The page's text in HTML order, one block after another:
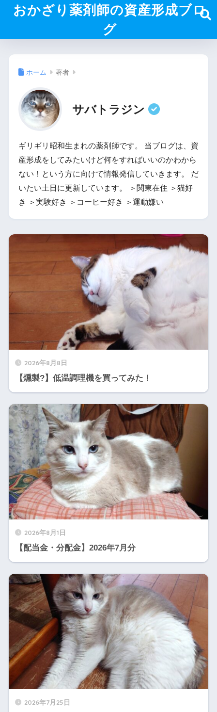
おかざり薬剤師の資産形成ブロ
グ
ホーム 著者
サバトラジン
ギリギリ昭和生まれの薬剤師です。 当ブログは、資
産形成をしてみたいけど何をすればいいのかわから
ない！という方に向けて情報発信していきます。 だ
いたい土日に更新しています。 ＞関東在住 ＞猫好
き ＞実験好き ＞コーヒー好き ＞運動嫌い
2026年8月8日
【燻製?】低温調理機を買ってみた！
2026年8月1日
【配当金・分配金】2026年7月分
2026年7月25日